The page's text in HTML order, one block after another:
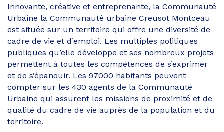
Innovante, créative et entreprenante, la Communauté
Urbaine la Communauté urbaine Creusot Montceau
est située sur un territoire qui offre une diversité de
cadre de vie et d’emploi. Les multiples politiques
publiques qu’elle développe et ses nombreux projets
permettent à toutes les compétences de s’exprimer
et de s’épanouir. Les 97000 habitants peuvent
compter sur les 430 agents de la Communauté
Urbaine qui assurent les missions de proximité et de
qualité du cadre de vie auprès de la population et du
territoire.